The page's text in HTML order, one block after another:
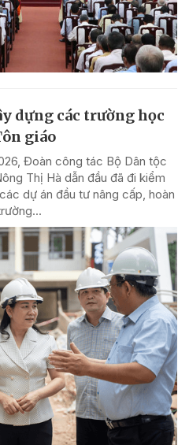
dựng các trường học
giáo
Đoàn công tác Bộ Dân tộc
Thị Hà dẫn đầu đã đi kiểm
dự án đầu tư nâng cấp, hoàn